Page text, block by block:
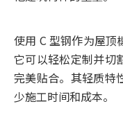
使用 C 型钢作为屋顶
它可以轻松定制并切
完美贴合。其轻质特
少施工时间和成本。